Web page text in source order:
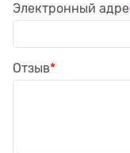
Электронный
Отзыв